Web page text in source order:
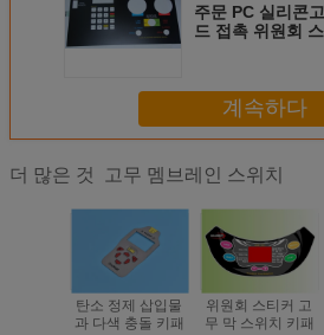
주문 PC 실리콘
드 접촉 위원회
계속하다
더 많은 것 고무 멤브레인 스위치
탄소 정제 삽입물
과 다색 충돌 키패
위원회 스티커 고
무 막 스위치 키패